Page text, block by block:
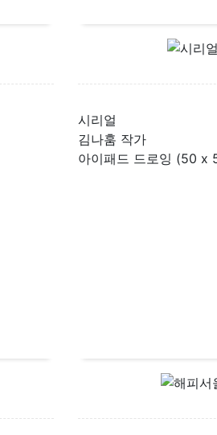
시리얼
김나훔 작가
아이패드 드로잉 (50 x